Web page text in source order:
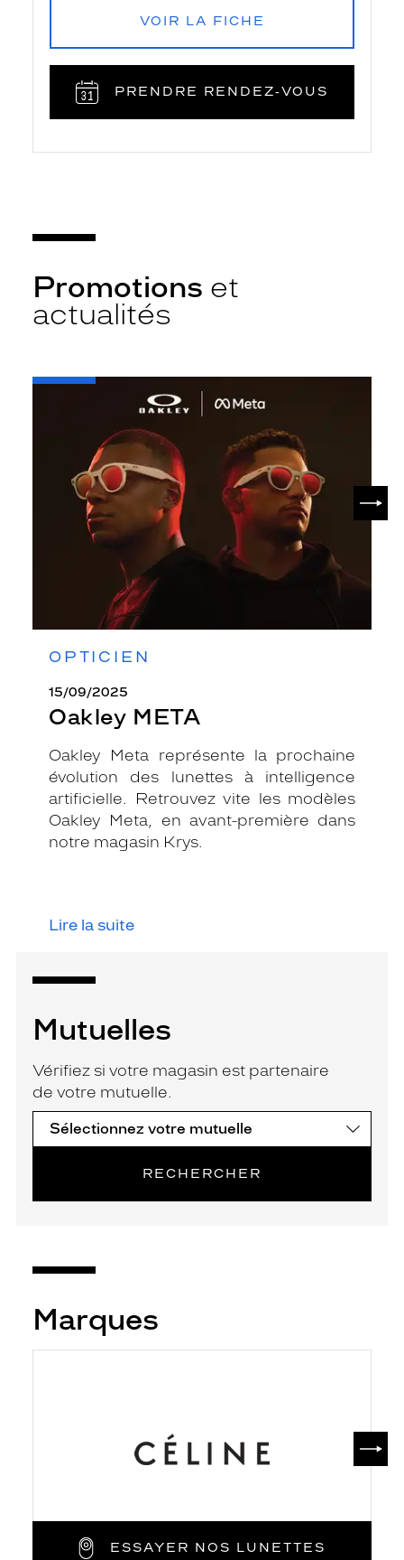
VOIR LA FICHE
PRENDRE RENDEZ‑VOUS
Promotions et
actualités
OPTICIEN
15/09/2025
Oakley META
Oakley Meta représente la prochaine
évolution des lunettes à intelligence
artificielle. Retrouvez vite les modèles
Oakley Meta, en avant-première dans
notre magasin Krys.
Lire la suite
-
Mutuelles
Vérifiez si votre magasin est partenaire
de votre mutuelle.
RECHERCHER
Marques
ESSAYER NOS LUNETTES